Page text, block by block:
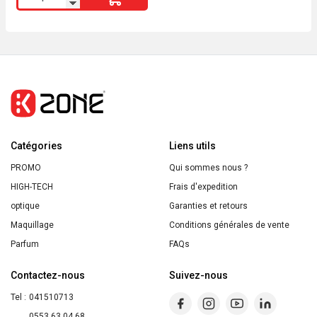
de
22
Correcteur
Catégories
PROMO
HIGH-TECH
optique
Maquillage
Parfum
Liens utils
Qui sommes nous ?
Frais d'expedition
Garanties et retours
Conditions générales de vente
FAQs
Contactez-nous
Tel : 041510713
Suivez-nous